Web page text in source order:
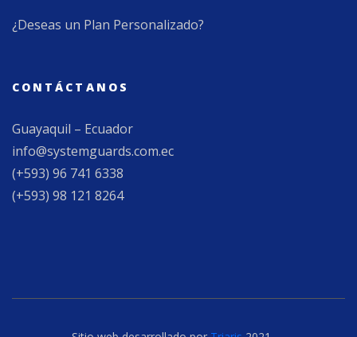
¿Deseas un Plan Personalizado?
CONTÁCTANOS
Guayaquil – Ecuador
info@systemguards.com.ec
(+593) 96 741 6338
(+593) 98 121 8264